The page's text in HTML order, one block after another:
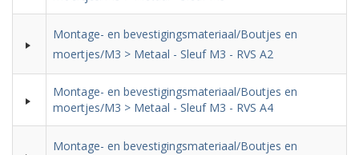
Montage- en bevestigingsmateriaal/Boutjes en
moertjes/M3 > Metaal - Sleuf M3 - RVS A2
Montage- en bevestigingsmateriaal/Boutjes en
moertjes/M3 > Metaal - Sleuf M3 - RVS A4
Montage- en bevestigingsmateriaal/Boutjes en